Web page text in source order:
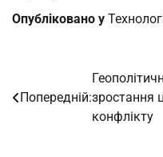
Опубліковано у
Навігація
записів
Попередній:зростання
конфлікту